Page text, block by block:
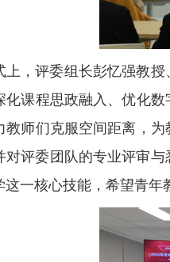
上，评委组长彭忆强教
化课程思政融入、优化
教师们克服空间距离，
对评委团队的专业评审
这一核心技能，希望青年